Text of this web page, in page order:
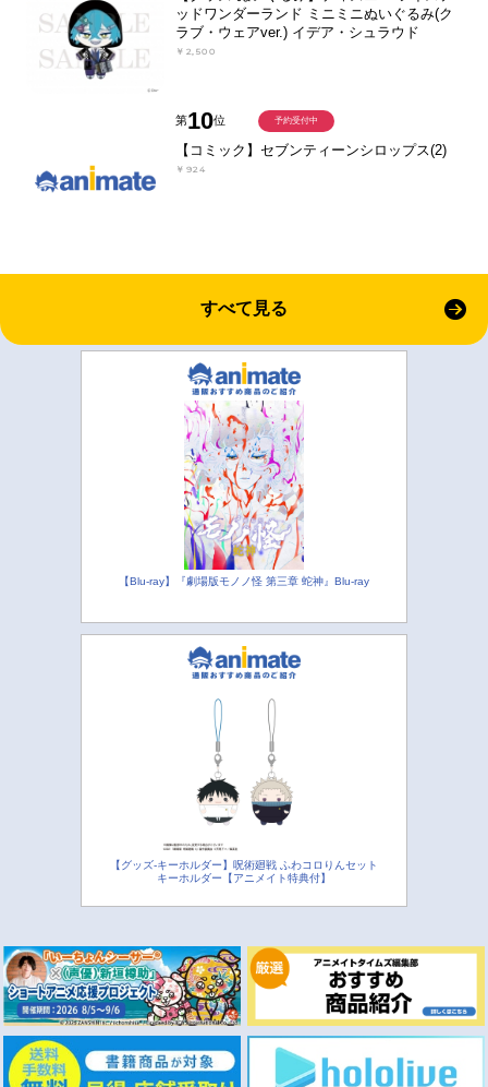
ッドワンダーランド ミニミニぬいぐるみ(ク
ラブ・ウェアver.) イデア・シュラウド
￥2,500
第10位
【コミック】セブンティーンシロップス(2)
￥924
予約受付中
すべて見る
【Blu-ray】『劇場版モノノ怪 第三章 蛇神』Blu-ray
【グッズ-キーホルダー】呪術廻戦 ふわコロりんセット
キーホルダー【アニメイト特典付】